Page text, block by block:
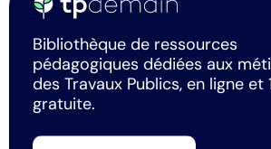
Bibliothèque de ressources
pédagogiques dédiées aux
des Travaux Publics, en ligne et
gratuite.